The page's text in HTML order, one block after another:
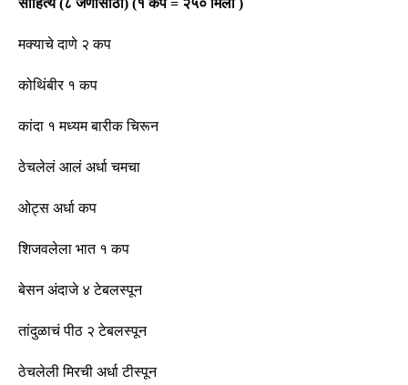
साहित्य(८ जणांसाठी) (१ कप= २५० मिली)
मक्याचे दाणे २ कप
कोथिंबीर १ कप
कांदा १ मध्यम बारीक चिरून
ठेचलेलं आलं अर्धा चमचा
ओट्स अर्धा कप
शिजवलेला भात १ कप
बेसन अंदाजे ४ टेबलस्पून
तांदुळाचं पीठ २ टेबलस्पून
ठेचलेली मिरची अर्धाटीस्पून